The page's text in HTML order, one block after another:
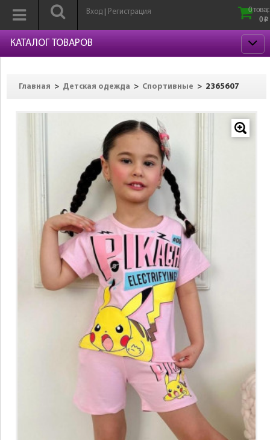
Вход Регистрация
0
0 p
КАТАЛОГ ТОВАРОВ
Главная > Детская одежда > Спортивные > 2365607